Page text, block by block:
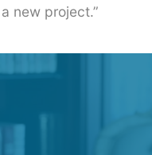
new project.”